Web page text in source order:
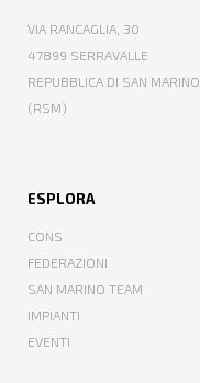
VIA RANCAGLIA, 30
47899 SERRAVALLE
REPUBBLICA DI SAN MARINO
(RSM)
ESPLORA
CONS
FEDERAZIONI
SAN MARINO TEAM
IMPIANTI
EVENTI